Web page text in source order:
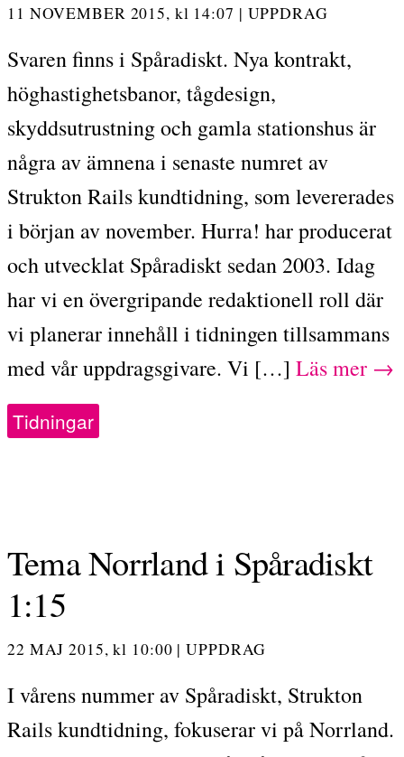
11 NOVEMBER 2015, kl 14:07 | UPPDRAG
Svaren finns i Spåradiskt. Nya kontrakt,
höghastighetsbanor, tågdesign,
skyddsutrustning och gamla stationshus är
några av ämnena i senaste numret av
Strukton Rails kundtidning, som levererades
i början av november. Hurra! har producerat
och utvecklat Spåradiskt sedan 2003. Idag
har vi en övergripande redaktionell roll där
vi planerar innehåll i tidningen tillsammans
med vår uppdragsgivare. Vi […] Läs mer →
Tidningar
Tema Norrland i Spåradiskt
1:15
22 MAJ 2015,kl 10:00 |UPPDRAG
I vårens nummer av Spåradiskt, Strukton
Rails kundtidning, fokuserar vi på Norrland.